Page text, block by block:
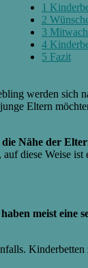
1
2
3
4
5 Fazit
werden sich
Eltern
Nähe der
, auf diese Weise
haben meist eine
Kinderbetten